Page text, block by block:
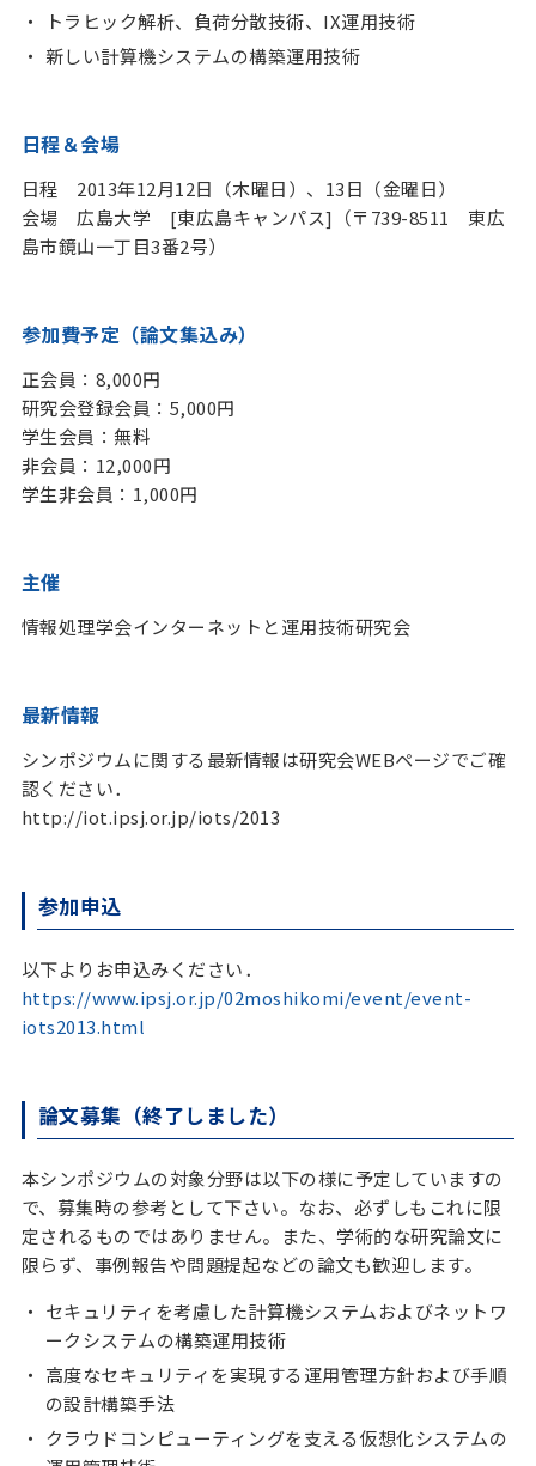
トラヒック解析、負荷分散技術、IX運用技術
新しい計算機システムの構築運用技術
日程＆会場
日程 2013年12月12日（木曜日）、13日（金曜日）
会場 広島大学 [東広島キャンパス]（〒739-8511 東広
島市鏡山一丁目3番2号）
参加費予定（論文集込み）
正会員：8,000円
研究会登録会員：5,000円
学生会員：無料
非会員：12,000円
学生非会員：1,000円
主催
情報処理学会インターネットと運用技術研究会
最新情報
シンポジウムに関する最新情報は研究会WEBページでご確
認ください．
http://iot.ipsj.or.jp/iots/2013
参加申込
以下よりお申込みください．
https://www.ipsj.or.jp/02moshikomi/event/event-
iots2013.html
論文募集（終了しました）
本シンポジウムの対象分野は以下の様に予定していますの
で、募集時の参考として下さい。なお、必ずしもこれに限
定されるものではありません。また、学術的な研究論文に
限らず、事例報告や問題提起などの論文も歓迎します。
セキュリティを考慮した計算機システムおよびネットワ
ークシステムの構築運用技術
高度なセキュリティを実現する運用管理方針および手順
の設計構築手法
クラウドコンピューティングを支える仮想化システムの